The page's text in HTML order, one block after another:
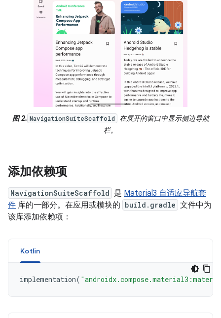
图 2. NavigationSuiteScaffold
在展开的窗口中显示侧边导航
栏。
添加依赖项
NavigationSuiteScaffold 是 Material3 自适应导航套
件 库的一部分。在应用或模块的 build.gradle 文件中为
该库添加依赖项：
Kotlin
implementation(